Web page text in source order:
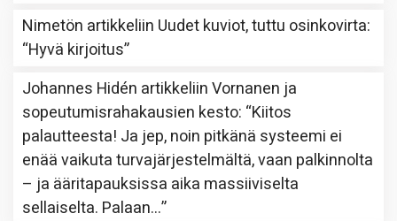
Nimetön artikkeliin Uudet kuviot, tuttu osinkovirta:
“Hyvä kirjoitus”
Johannes Hidén artikkeliinVornanen ja
sopeutumisrahakausien kesto: “Kiitos
palautteesta! Ja jep, noin pitkänä systeemi ei
enää vaikuta turvajärjestelmältä, vaan palkinnolta
– ja ääritapauksissa aika massiiviselta
sellaiselta. Palaan…”